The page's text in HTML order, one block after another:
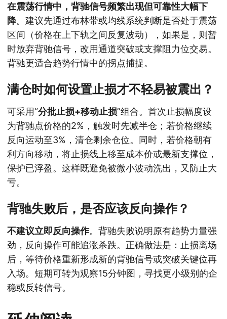
在震荡行情中，背驰信号频繁出现但可靠性大幅下
降。建议先通过布林带或均线系统判断是否处于震荡
区间（价格在上下轨之间反复波动），如果是，则暂
时放弃背驰信号，改用通道突破或支撑阻力位交易。
背驰更适合趋势行情中的拐点捕捉。
满仓时如何设置止损才不轻易被震出？
可采用“分批止损+移动止损”组合。首次止损幅度设
为背驰点价格的2%，触发时先减半仓；若价格继续
反向运动至3%，清仓剩余仓位。同时，若价格朝有
利方向移动，将止损线上移至成本价或最新支撑位，
保护已浮盈。这样既避免被微小波动洗出，又防止大
亏。
背驰失败后，是否应该反向操作？
不建议立即反向操作。背驰失败说明原有趋势力量强
劲，反向操作可能追涨杀跌。正确做法是：止损离场
后，等待价格重新形成新的背驰信号或突破关键位再
入场。短期可转为观察15分钟图，寻找更小级别的企
稳或反转信号。